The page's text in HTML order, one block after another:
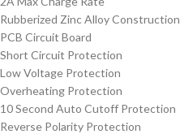
Rubberized Zinc Alloy Construction
PCB Circuit Board
Short Circuit Protection
Low Voltage Protection
Overheating Protection
10 Second Auto Cutoff Protection
Reverse Polarity Protection